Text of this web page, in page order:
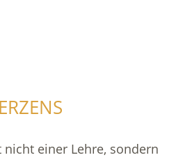
einer Lehre, sondern